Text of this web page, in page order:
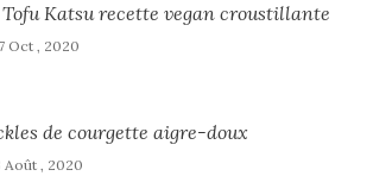
Tofu Katsu recette vegan croustillante
Oct , 2020
de courgette aigre-doux
Août , 2020